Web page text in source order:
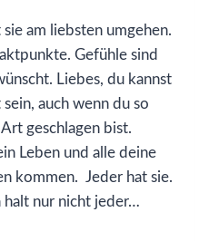
am liebsten umgehen.
Gefühle sind
Liebes, du kannst
auch wenn du so
geschlagen bist.
Leben und alle deine
kommen. Jeder hat sie.
halt nur nicht jeder…